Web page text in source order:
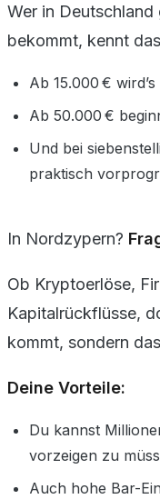
Wer in
bekommt, kennt
Ab 15.000 €
Ab 50.000 €
Und bei
praktisch
In Nordzypern?
Ob Kryptoerlöse,
Kapitalrückflüsse,
kommt, sondern
Deine Vorteile:
Du kannst
vorzeigen zu
Auch hohe Bar-